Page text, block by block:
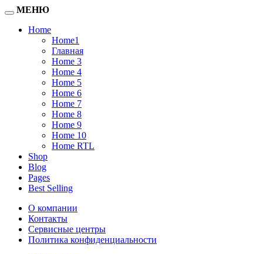
МЕНЮ
Home
Home1
Главная
Home 3
Home 4
Home 5
Home 6
Home 7
Home 8
Home 9
Home 10
Home RTL
Shop
Blog
Pages
Best Selling
О компании
Контакты
Сервисные центры
Политика конфиденциальности